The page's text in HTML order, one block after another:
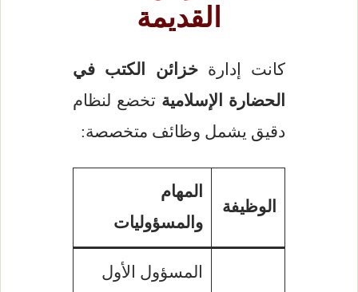
القديمة
كانت إدارةخزائن الكتب في
الحضارة الإسلامية تخضع لنظام
دقيق يشمل وظائف متخصصة:
الوظيفة
المهام
والمسؤوليات
المسؤول الأول